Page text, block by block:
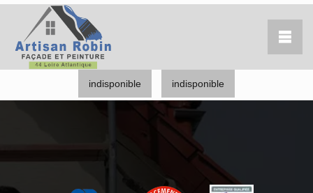
indisponible indisponible